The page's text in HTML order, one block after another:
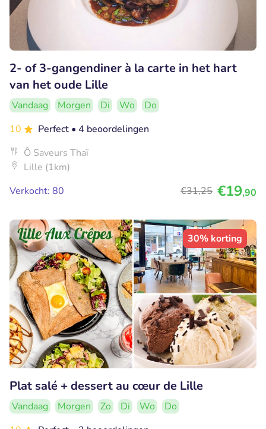
2- of 3-gangendiner à la carte in het hart
van het oude Lille
Vandaag Morgen Di Wo
Do
10
Perfect • 4 beoordelingen
Ô Saveurs Thaï
Lille (1km)
Verkocht: 80
€31,25 €19,90
30% korting
Plat salé + dessert au cœur de Lille
Vandaag Morgen Zo Di Wo
Do